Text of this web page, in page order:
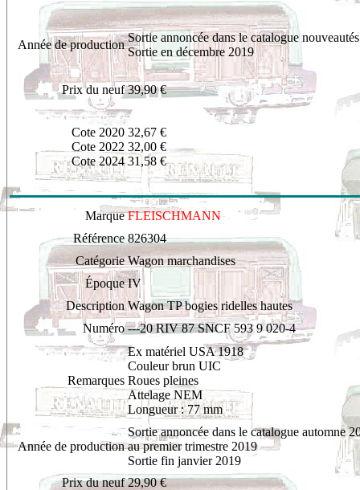
Année de production
Sortie annoncée dans le catalogue
Sortie en décembre 2019
Prix du neuf 39,90 €
Cote 2020
Cote 2022
Cote 2024
32,67 €
32,00 €
31,58 €
Marque FLEISCHMANN
Référence 826304
Catégorie Wagon marchandises
Époque IV
Description Wagon TP bogies ridelles hautes
Numéro ---20 RIV 87 SNCF 593 9 020-4
Remarques
Ex matériel USA 1918
Couleur brun UIC
Roues pleines
Attelage NEM
Longueur : 77 mm
Année de production
Sortie annoncée dans le catalogue automne
au premier trimestre 2019
Sortie fin janvier 2019
Prix du neuf 29,90 €